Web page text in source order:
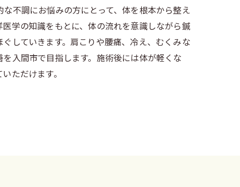
不調にお悩みの方にとって、体を根本から整え
学の知識をもとに、体の流れを意識しながら鍼
していきます。肩こりや腰痛、冷え、むくみな
入間市で目指します。施術後には体が軽くな
ただけます。